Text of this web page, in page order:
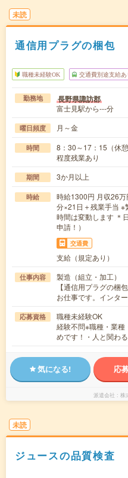
未読
通信用プラグの梱包
職種未経験OK 交通費別途支給あ
勤務地 長野県諏訪郡
富士見駅から---分
曜日頻度 月～金
時間
8：30～17：15（休
程度残業あり
期間 3か月以上
時給
時給1300円 月収26
分×21日＋残業手当 ※
時間は変動します ＊
申請！）
交通費
支給（規定あり）
仕事内容
製造（組立・加工）
【通信用プラグの梱
お仕事です。インタ
応募資格
職種未経験OK
経験不問※職種・業
めです！・人と関わ
気になる! 応
派遣会社 株
未読
ジュースの品質検査